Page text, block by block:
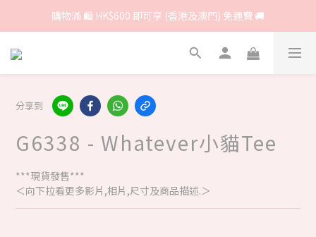
購物滿 🛍 HK$600 即可享 (香港及澳門) 免運費 🚚
分享到
G6338 - Whatever小貓Tee
***現貨發售***
＜向下拉看更多影片,相片,尺寸及商品描述.＞